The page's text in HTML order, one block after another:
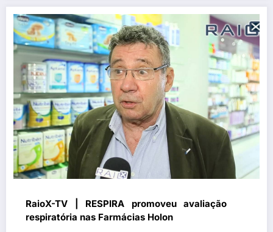
RaioX-TV | RESPIRA promoveu avaliação
respiratória nas Farmácias Holon